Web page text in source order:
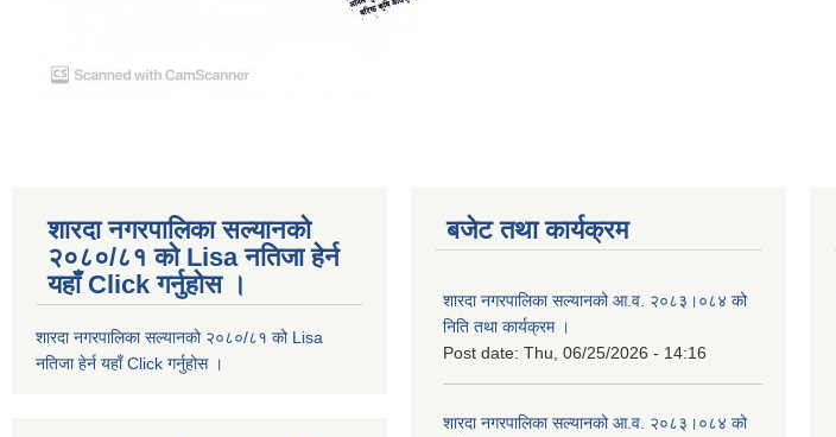
शारदा नगरपालिका सल्यानको
२०८०/८१ को Lisa नतिजा हेर्न
यहाँ Click गर्नुहोस ।
शारदा नगरपालिका सल्यानको २०८०/८१ को Lisa
नतिजा हेर्न यहाँ Click गर्नुहोस ।
बजेट तथा कार्यक्रम
शारदा नगरपालिका सल्यानको आ.व. २०८३।०८४ को
निति तथा कार्यक्रम ।
Post date: Thu, 06/25/2026 - 14:16
शारदा नगरपालिका सल्यानको आ.व. २०८३।०८४ को